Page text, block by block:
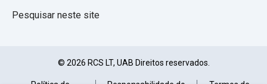
Pesquisar neste site
© 2026 RCS LT, UAB Direitos reservados.